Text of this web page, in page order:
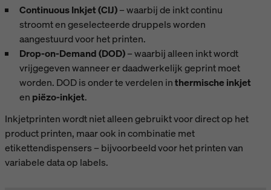
Continuous Inkjet (CIJ)– waarbij de inkt continu
stroomt en geselecteerde druppels worden
aangestuurd voor het printen.
Drop-on-Demand (DOD)– waarbij alleen inkt wordt
vrijgegeven wanneer er daadwerkelijk geprint moet
worden. DOD is onder te verdelen inthermische inkjet
en piëzo-inkjet.
Inkjetprinten wordt niet alleen gebruikt voor direct op het
product printen, maar ook in combinatie met
etikettendispensers – bijvoorbeeld voor het printen van
variabele data op labels.